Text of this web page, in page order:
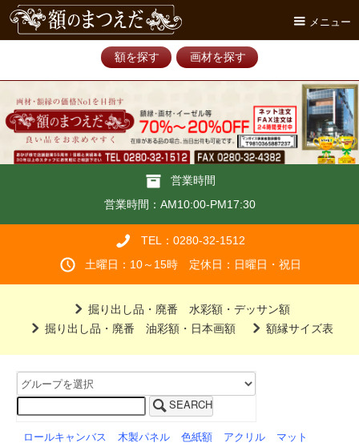
メニュー
額を探す 画材を探す
営業時間
営業時間：AM10:00-PM17:30
TEL：0280-32-1512
土曜日：10～15時 定休日：日曜日・祝日
掘り出し品・廃番 水彩額・デッサン額
掘り出し品・廃番 油彩額・日本画額
額縁サイズ表
SEARCH
ロールキャンバス 木製パネル 色紙額 アクリル
マット